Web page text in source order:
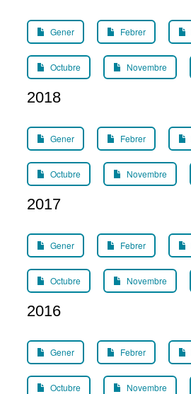
Gener Febrer
Octubre Novembre
2018
Gener Febrer
Octubre Novembre
2017
Gener Febrer
Octubre Novembre
2016
Gener Febrer
Octubre Novembre